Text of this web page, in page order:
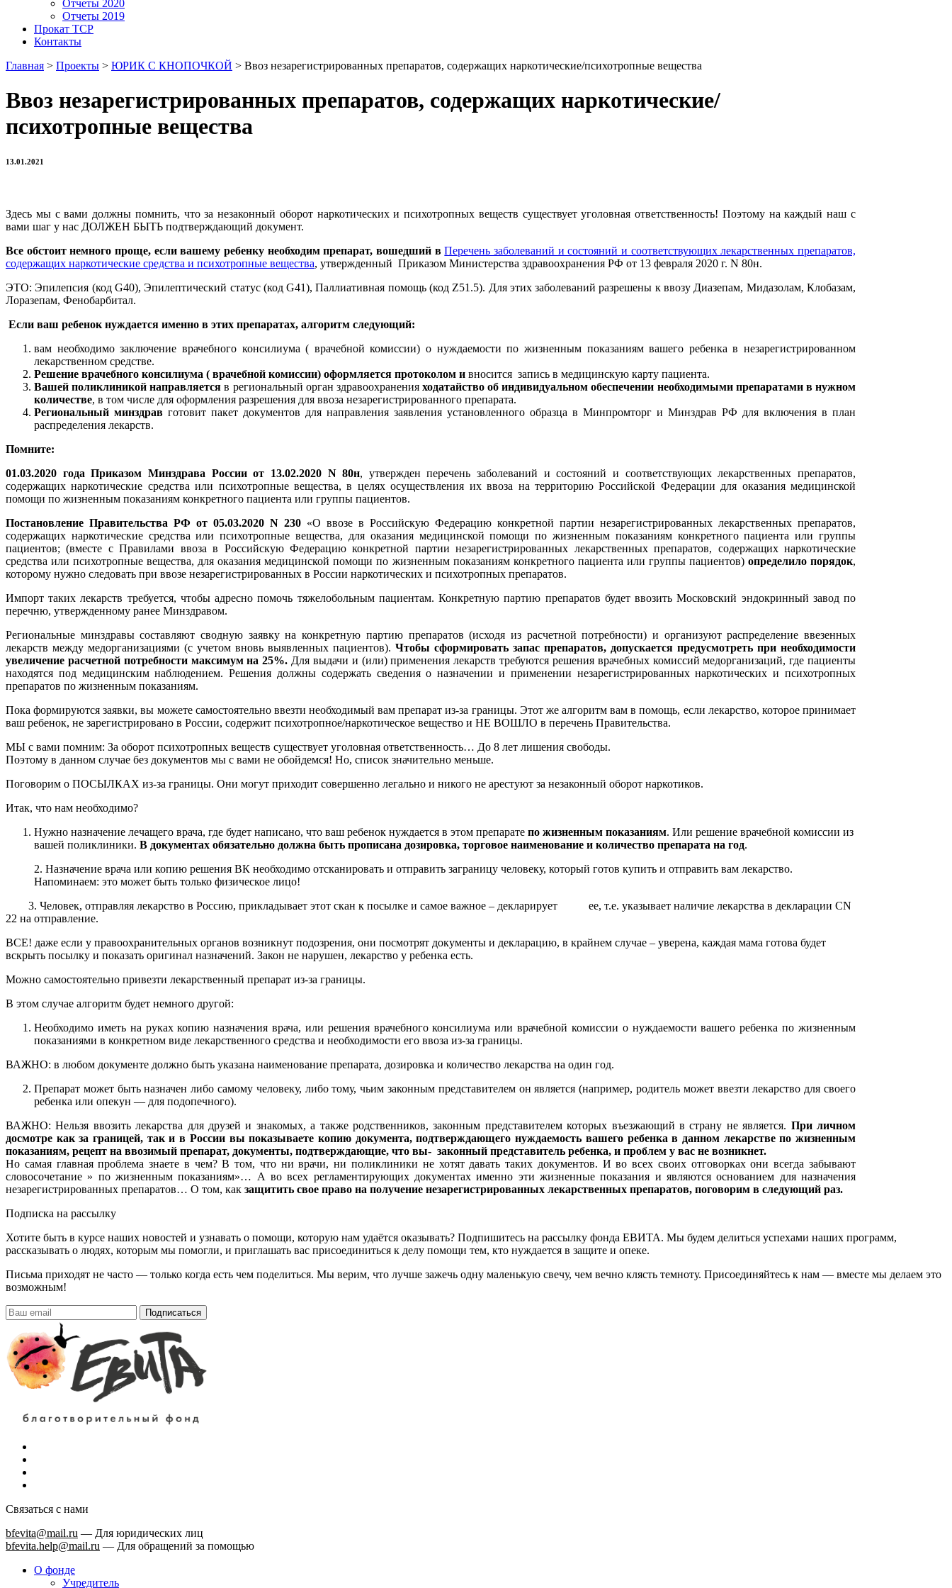
Отчеты 2020
Отчеты 2019
Прокат ТСР
Контакты
Главная > Проекты > ЮРИК С КНОПОЧКОЙ > Ввоз незарегистрированных препаратов, содержащих наркотические/психотропные вещества
Ввоз незарегистрированных препаратов, содержащих наркотические/
психотропные вещества
13.01.2021
Здесь мы с вами должны помнить, что за незаконный оборот наркотических и психотропных веществ существует уголовная ответственность! Поэтому на каждый наш с
вами шаг у нас ДОЛЖЕН БЫТЬ подтверждающий документ.
Все обстоит немного проще, если вашему ребенку необходим препарат, вошедший вПеречень заболеваний и состояний и соответствующих лекарственных препаратов,
содержащих наркотические средства и психотропные вещества, утвержденный Приказом Министерства здравоохранения РФ от 13 февраля 2020 г. N 80н.
ЭТО: Эпилепсия (код G40), Эпилептический статус (код G41), Паллиативная помощь (код Z51.5). Для этих заболеваний разрешены к ввозу Диазепам, Мидазолам, Клобазам,
Лоразепам, Фенобарбитал.
Если ваш ребенок нуждается именно в этих препаратах, алгоритм следующий:
вам необходимо заключение врачебного консилиума ( врачебной комиссии) о нуждаемости по жизненным показаниям вашего ребенка в незарегистрированном
лекарственном средстве.
Решение врачебного консилиума ( врачебной комиссии) оформляется протоколом и вносится запись в медицинскую карту пациента.
Вашей поликлиникой направляется в региональный орган здравоохраненияходатайство об индивидуальном обеспечении необходимыми препаратами в нужном
количестве, в том числе для оформления разрешения для ввоза незарегистрированного препарата.
Региональный минздрав готовит пакет документов для направления заявления установленного образца в Минпромторг и Минздрав РФ для включения в план
распределения лекарств.
Помните:
01.03.2020 года Приказом Минздрава России от 13.02.2020 N 80н, утвержден перечень заболеваний и состояний и соответствующих лекарственных препаратов,
содержащих наркотические средства или психотропные вещества, в целях осуществления их ввоза на территорию Российской Федерации для оказания медицинской
помощи по жизненным показаниям конкретного пациента или группы пациентов.
Постановление Правительства РФ от 05.03.2020 N 230 «О ввозе в Российскую Федерацию конкретной партии незарегистрированных лекарственных препаратов,
содержащих наркотические средства или психотропные вещества, для оказания медицинской помощи по жизненным показаниям конкретного пациента или группы
пациентов; (вместе с Правилами ввоза в Российскую Федерацию конкретной партии незарегистрированных лекарственных препаратов, содержащих наркотические
средства или психотропные вещества, для оказания медицинской помощи по жизненным показаниям конкретного пациента или группы пациентов) определило порядок,
которому нужно следовать при ввозе незарегистрированных в России наркотических и психотропных препаратов.
Импорт таких лекарств требуется, чтобы адресно помочь тяжелобольным пациентам. Конкретную партию препаратов будет ввозить Московский эндокринный завод по
перечню, утвержденному ранее Минздравом.
Региональные минздравы составляют сводную заявку на конкретную партию препаратов (исходя из расчетной потребности) и организуют распределение ввезенных
лекарств между медорганизациями (с учетом вновь выявленных пациентов). Чтобы сформировать запас препаратов, допускается предусмотреть при необходимости
увеличение расчетной потребности максимум на 25%. Для выдачи и (или) применения лекарств требуются решения врачебных комиссий медорганизаций, где пациенты
находятся под медицинским наблюдением. Решения должны содержать сведения о назначении и применении незарегистрированных наркотических и психотропных
препаратов по жизненным показаниям.
Пока формируются заявки, вы можете самостоятельно ввезти необходимый вам препарат из-за границы. Этот же алгоритм вам в помощь, если лекарство, которое принимает
ваш ребенок, не зарегистрировано в России, содержит психотропное/наркотическое вещество и НЕ ВОШЛО в перечень Правительства.
МЫ с вами помним: За оборот психотропных веществ существует уголовная ответственность… До 8 лет лишения свободы.
Поэтому в данном случае без документов мы с вами не обойдемся! Но, список значительно меньше.
Поговорим о ПОСЫЛКАХ из-за границы. Они могут приходит совершенно легально и никого не арестуют за незаконный оборот наркотиков.
Итак, что нам необходимо?
Нужно назначение лечащего врача, где будет написано, что ваш ребенок нуждается в этом препарате по жизненным показаниям. Или решение врачебной комиссии из
вашей поликлиники. В документах обязательно должна быть прописана дозировка, торговое наименование и количество препарата на год.
2. Назначение врача или копию решения ВК необходимо отсканировать и отправить заграницу человеку, который готов купить и отправить вам лекарство.
Напоминаем: это может быть только физическое лицо!
3. Человек, отправляя лекарство в Россию, прикладывает этот скан к посылке и самое важное – декларирует ее, т.е. указывает наличие лекарства в декларации CN
22 на отправление.
ВСЕ! даже если у правоохранительных органов возникнут подозрения, они посмотрят документы и декларацию, в крайнем случае – уверена, каждая мама готова будет
вскрыть посылку и показать оригинал назначений. Закон не нарушен, лекарство у ребенка есть.
Можно самостоятельно привезти лекарственный препарат из-за границы.
В этом случае алгоритм будет немного другой:
Необходимо иметь на руках копию назначения врача, или решения врачебного консилиума или врачебной комиссии о нуждаемости вашего ребенка по жизненным
показаниями в конкретном виде лекарственного средства и необходимости его ввоза из-за границы.
ВАЖНО: в любом документе должно быть указана наименование препарата, дозировка и количество лекарства на один год.
Препарат может быть назначен либо самому человеку, либо тому, чьим законным представителем он является (например, родитель может ввезти лекарство для своего
ребенка или опекун — для подопечного).
ВАЖНО: Нельзя ввозить лекарства для друзей и знакомых, а также родственников, законным представителем которых въезжающий в страну не является. При личном
досмотре как за границей, так и в России вы показываете копию документа, подтверждающего нуждаемость вашего ребенка в данном лекарстве по жизненным
показаниям, рецепт на ввозимый препарат, документы, подтверждающие, что вы- законный представитель ребенка, и проблем у вас не возникнет.
Но самая главная проблема знаете в чем? В том, что ни врачи, ни поликлиники не хотят давать таких документов. И во всех своих отговорках они всегда забывают
словосочетание » по жизненным показаниям»… А во всех регламентирующих документах именно эти жизненные показания и являются основанием для назначения
незарегистрированных препаратов… О том, как защитить свое право на получение незарегистрированных лекарственных препаратов, поговорим в следующий раз.
Подписка на рассылку
Хотите быть в курсе наших новостей и узнавать о помощи, которую нам удаётся оказывать? Подпишитесь на рассылку фонда ЕВИТА. Мы будем делиться успехами наших программ,
рассказывать о людях, которым мы помогли, и приглашать вас присоединиться к делу помощи тем, кто нуждается в защите и опеке.
Письма приходят не часто — только когда есть чем поделиться. Мы верим, что лучше зажечь одну маленькую свечу, чем вечно клясть темноту. Присоединяйтесь к нам — вместе мы делаем это
возможным!
Подписаться
Связаться с нами
bfevita@mail.ru — Для юридических лиц
bfevita.help@mail.ru — Для обращений за помощью
О фонде
Учредитель